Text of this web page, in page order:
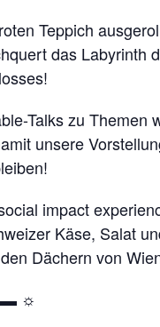
Teppich
das Labyrinth
Talks zu Themen
unsere
impact
Käse, Salat
Dächern von
☼